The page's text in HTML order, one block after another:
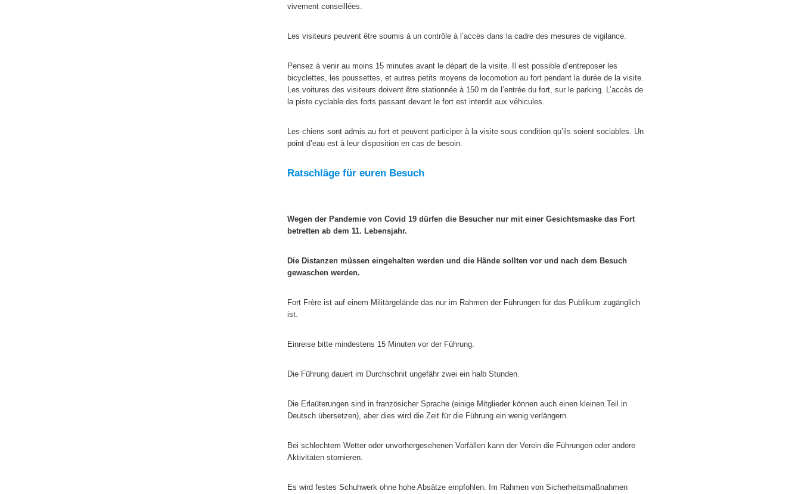
vivement conseillées.
Les visiteurs peuvent être soumis à un contrôle à l’accès dans la cadre des mesures de vigilance.
Pensez à venir au moins 15 minutes avant le départ de la visite. Il est possible d’entreposer les
bicyclettes, les poussettes, et autres petits moyens de locomotion au fort pendant la durée de la visite.
Les voitures des visiteurs doivent être stationnée à 150 m de l’entrée du fort, sur le parking. L’accès de
la piste cyclable des forts passant devant le fort est interdit aux véhicules.
Les chiens sont admis au fort et peuvent participer à la visite sous condition qu’ils soient sociables. Un
point d’eau est à leur disposition en cas de besoin.
Ratschläge für euren Besuch
Wegen der Pandemie von Covid 19 dürfen die Besucher nur mit einer Gesichtsmaske das Fort
betretten ab dem 11. Lebensjahr.
Die Distanzen müssen eingehalten werden und die Hände sollten vor und nach dem Besuch
gewaschen werden.
Fort Frère ist auf einem Militärgelände das nur im Rahmen der Führungen für das Publikum zugänglich
ist.
Einreise bitte mindestens 15 Minuten vor der Führung.
Die Führung dauert im Durchschnit ungefähr zwei ein halb Stunden.
Die Erlaüterungen sind in französicher Sprache (einige Mitglieder können auch einen kleinen Teil in
Deutsch übersetzen), aber dies wird die Zeit für die Führung ein wenig verlängern.
Bei schlechtem Wetter oder unvorhergesehenen Vorfällen kann der Verein die Führungen oder andere
Aktivitäten stornieren.
Es wird festes Schuhwerk ohne hohe Absätze empfohlen. Im Rahmen von Sicherheitsmaßnahmen